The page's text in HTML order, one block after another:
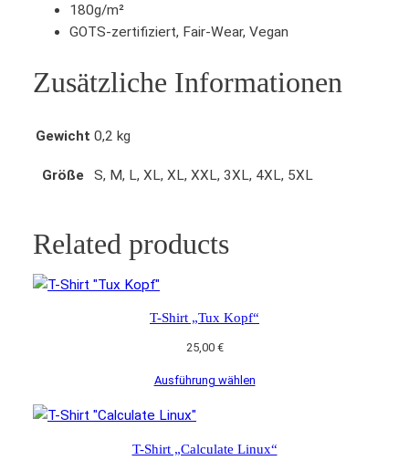
180g/m²
GOTS-zertifiziert, Fair-Wear, Vegan
Zusätzliche Informationen
Gewicht 0,2 kg
Größe S, M, L, XL, XL, XXL, 3XL, 4XL, 5XL
Related products
T-Shirt „Tux Kopf“
25,00 €
Ausführung wählen
T-Shirt „Calculate Linux“